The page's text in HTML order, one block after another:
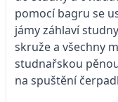
pomocí bagru se
jámy záhlaví
skruže a všechny
studnařskou
na spuštění